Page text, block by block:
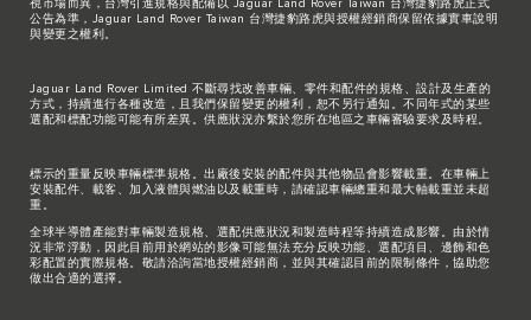
視市場而異，台灣引進規格與配備以 Jaguar Land Rover Taiwan 台灣捷豹路虎正式
公告為準，Jaguar Land Rover Taiwan 台灣捷豹路虎與授權經銷商保留依據實車說明
與變更之權利。
Jaguar Land Rover Limited 不斷尋找改善車輛、零件和配件的規格、設計及生產的
方式，持續進行各種改造，且我們保留變更的權利，恕不另行通知。不同年式的某些
選配和標配功能可能有所差異。供應狀況亦繫於您所在地區之車輛審驗要求及時程。
標示的重量反映車輛標準規格。出廠後安裝的配件與其他物品會影響載重。在車輛上
安裝配件、載客、加入液體與燃油以及載重時，請確認車輛總重和最大軸載重並未超
重。
全球半導體產能對車輛製造規格、選配供應狀況和製造時程等持續造成影響。由於情
況非常浮動，因此目前用於網站的影像可能無法充分反映功能、選配項目、邊飾和色
彩配置的實際規格。敬請洽詢當地授權經銷商，並與其確認目前的限制條件，協助您
做出合適的選擇。